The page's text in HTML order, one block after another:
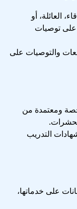
العائلة، أو
على توصيات
والتوصيات على
ومعتمدة من
التدريب
على خدماتها،